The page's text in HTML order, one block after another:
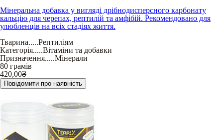
Мінеральна добавка у вигляді дрібнодисперсного карбонату
кальцію для черепах, рептилій та амфібій. Рекомендовано для
улюбленців на всіх стадіях життя.
Тварина.....Рептиліям
Категорія.....Вітаміни та добавки
Призначення.....Мінерали
80 грамів
420,00₴
Повідомити про наявність